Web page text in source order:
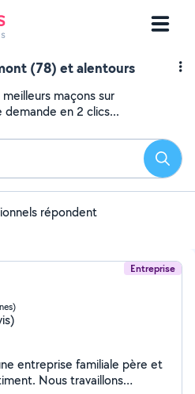
(78) et alentours
maçons sur
demande en 2 clics...
répondent
Entreprise
Nous travaillons